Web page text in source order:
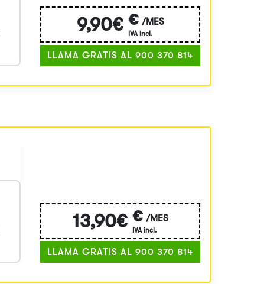
9,90€ € /MES
IVA incl.
LLAMA GRATIS AL 900 370 814
13,90€ € /MES
IVA incl.
LLAMA GRATIS AL 900 370 814